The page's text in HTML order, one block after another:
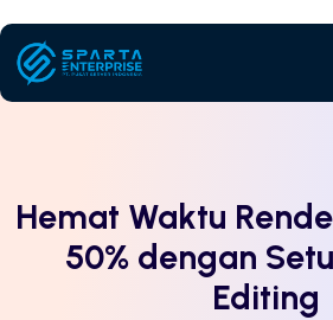
Hemat Waktu
50% dengan
Editing